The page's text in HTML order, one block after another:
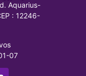
Aquarius-
: 12246-
07